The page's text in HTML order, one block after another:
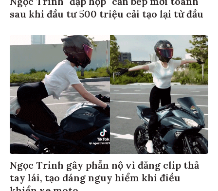
sau khi đầu tư 500 triệu cải tạo lại từ đầu
Ngọc Trinh gây phẫn nộ vì đăng clip thả
tay lái, tạo dáng nguy hiểm khi điều